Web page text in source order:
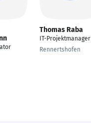
Thomas Raba
IT-Projektmanager
Rennertshofen